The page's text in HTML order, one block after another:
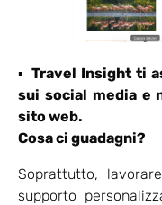
▪ Travel Insight ti
sui social media e
sito web.
Cosa ci guadagni?
Soprattutto,
supporto